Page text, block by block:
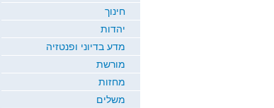
חינוך
יהדות
מדע בדיוני ופנטזיה
מורשת
מחזות
משלים